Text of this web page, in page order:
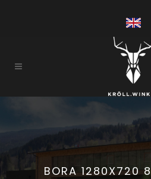
BORA 1280X720 8